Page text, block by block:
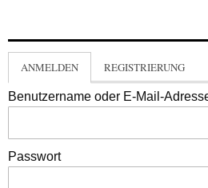
ANMELDEN REGISTRIERUNG
Benutzername oder E-Mail-
Passwort